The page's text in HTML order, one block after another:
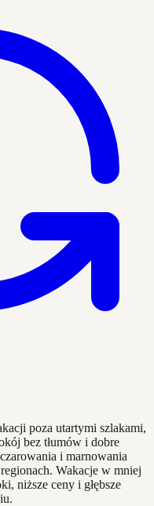
poza utartymi szlakami,
bez tłumów i dobre
i marnowania
Wakacje w mniej
niższe ceny i głębsze